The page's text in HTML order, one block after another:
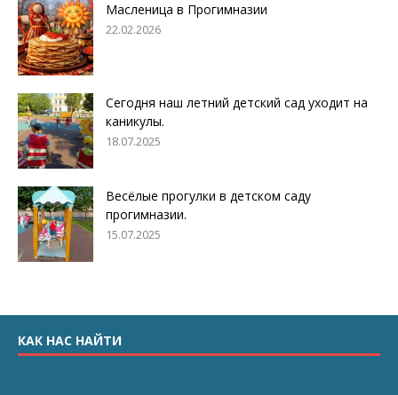
Масленица в Прогимназии
22.02.2026
Сегодня наш летний детский сад уходит на
каникулы.
18.07.2025
Весёлые прогулки в детском саду
прогимназии.
15.07.2025
КАК НАС НАЙТИ